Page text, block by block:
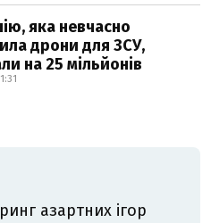
яка невчасно
дрони для ЗСУ,
на 25 мільйонів
азартних ігор